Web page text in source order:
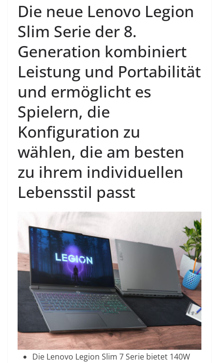
Die neue Lenovo Legion
Slim Serie der 8.
Generation kombiniert
Leistung und Portabilität
und ermöglicht es
Spielern, die
Konfiguration zu
wählen, die am besten
zu ihrem individuellen
Lebensstil passt
Die Lenovo Legion Slim 7 Serie bietet 140W